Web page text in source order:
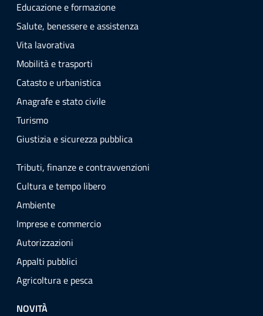
Educazione e formazione
Salute, benessere e assistenza
Vita lavorativa
Mobilità e trasporti
Catasto e urbanistica
Anagrafe e stato civile
Turismo
Giustizia e sicurezza pubblica
Tributi, finanze e contravvenzioni
Cultura e tempo libero
Ambiente
Imprese e commercio
Autorizzazioni
Appalti pubblici
Agricoltura e pesca
NOVITÀ